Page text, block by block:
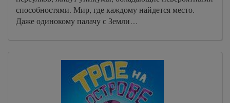
способностями. Мир, где каждому найдется место.
Даже одинокому палачу с Земли…